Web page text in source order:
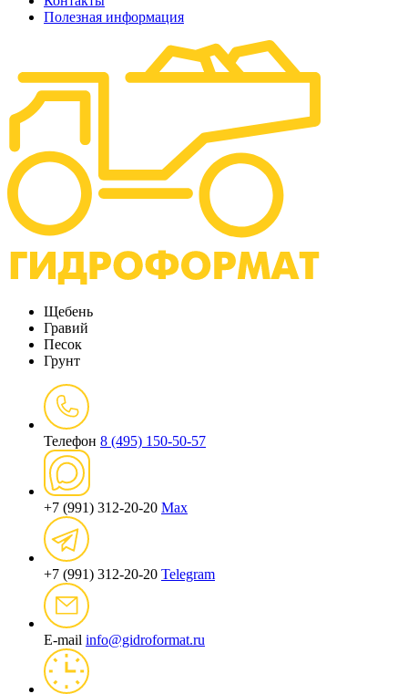
Полезная информация
Щебень
Гравий
Песок
Грунт
Телефон 8 (495) 150-50-57
+7 (991) 312-20-20 Max
+7 (991) 312-20-20 Telegram
E-mail info@gidroformat.ru